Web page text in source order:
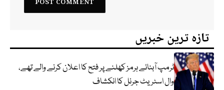
تازہ ترین خبریں
ٹرمپ آبنائے ہرمز کھلنے پر فتح کا اعلان کرنے والے تھے،
وال اسٹریٹ جرنل کا انکشاف